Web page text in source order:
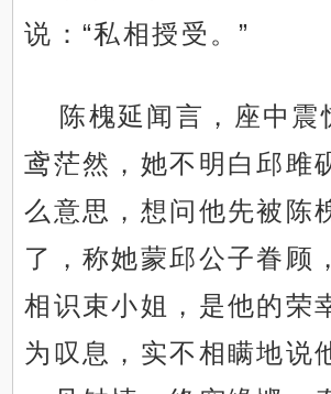
说：“私相授受。”
陈槐延闻言，座中震
鸢茫然，她不明白邱雎
么意思，想问他先被陈
了，称她蒙邱公子眷顾
相识束小姐，是他的荣
为叹息，实不相瞒地说